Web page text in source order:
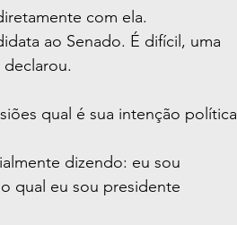
com ela.
ao Senado. É difícil, uma
qual é sua intenção política
dizendo: eu sou
qual eu sou presidente